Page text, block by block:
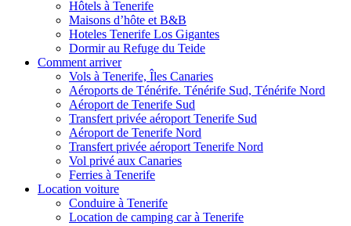
Hôtels à Tenerife
Maisons d’hôte et B&B
Hoteles Tenerife Los Gigantes
Dormir au Refuge du Teide
Comment arriver
Vols à Tenerife, Îles Canaries
Aéroports de Ténérife. Ténérife Sud, Ténérife Nord
Aéroport de Tenerife Sud
Transfert privée aéroport Tenerife Sud
Aéroport de Tenerife Nord
Transfert privée aéroport Tenerife Nord
Vol privé aux Canaries
Ferries à Tenerife
Location voiture
Conduire à Tenerife
Location de camping car à Tenerife